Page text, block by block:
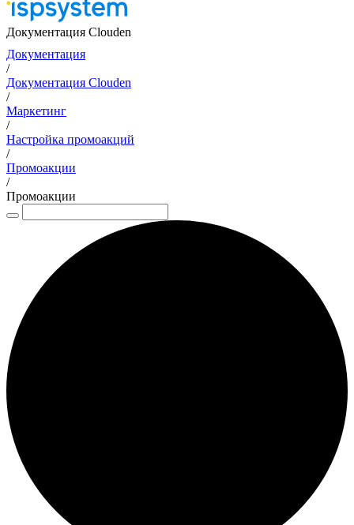
Документация Clouden
Документация
/
Документация Clouden
/
Маркетинг
/
Настройка промоакций
/
Промоакции
/
Промоакции